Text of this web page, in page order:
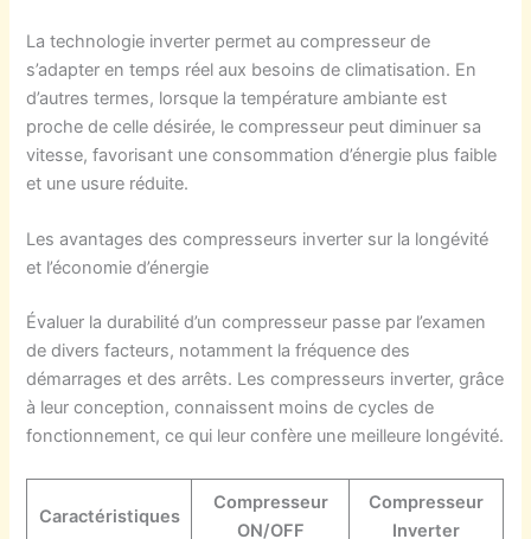
La technologie inverter permet au compresseur de
s’adapter en temps réel aux besoins de climatisation. En
d’autres termes, lorsque la température ambiante est
proche de celle désirée, le compresseur peut diminuer sa
vitesse, favorisant une consommation d’énergie plus faible
et une usure réduite.
Les avantages des compresseurs inverter sur la longévité
et l’économie d’énergie
Évaluer la durabilité d’un compresseur passe par l’examen
de divers facteurs, notamment la fréquence des
démarrages et des arrêts. Les compresseurs inverter, grâce
à leur conception, connaissent moins de cycles de
fonctionnement, ce qui leur confère une meilleure longévité.
Caractéristiques
Compresseur
ON/OFF
Compresseur
Inverter